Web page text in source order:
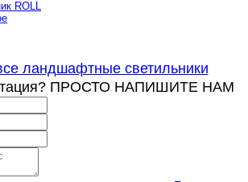
ROLL
ландшафтные светильники
ПРОСТО НАПИШИТЕ НАМ